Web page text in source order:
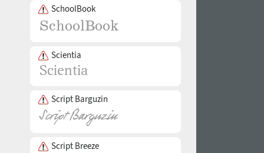
SchoolBook
Scientia
Script Barguzin
Script Breeze